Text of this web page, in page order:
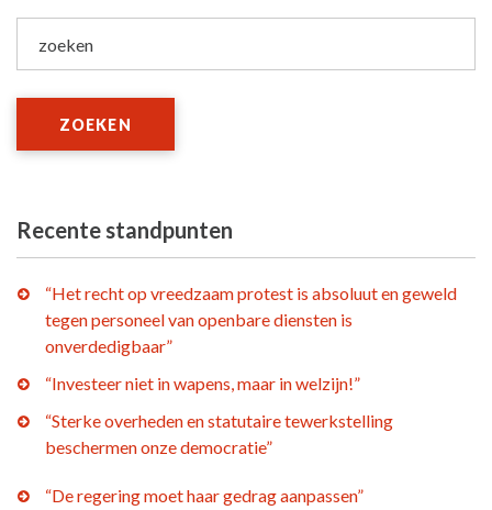
zoeken
ZOEKEN
Recente standpunten
“Het recht op vreedzaam protest is absoluut en geweld
tegen personeel van openbare diensten is
onverdedigbaar”
“Investeer niet in wapens, maar in welzijn!”
“Sterke overheden en statutaire tewerkstelling
beschermen onze democratie”
“De regering moet haar gedrag aanpassen”